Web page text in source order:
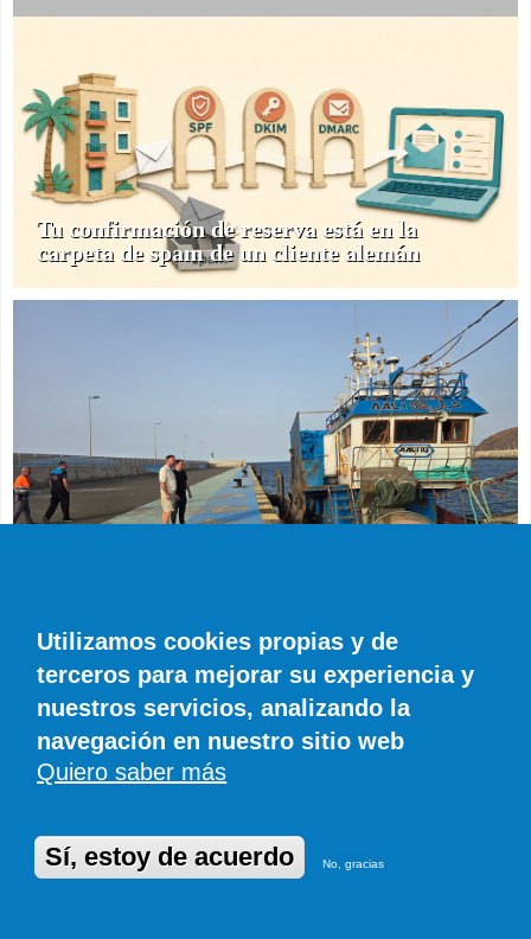
Tu confirmación de reserva está en la
carpeta de spam de un cliente alemán
El Cine Ambulante de Verano llega a la
Utilizamos cookies propias y de
terceros para mejorar su experiencia y
nuestros servicios, analizando la
navegación en nuestro sitio web
Quiero saber más
Sí, estoy de acuerdo No, gracias